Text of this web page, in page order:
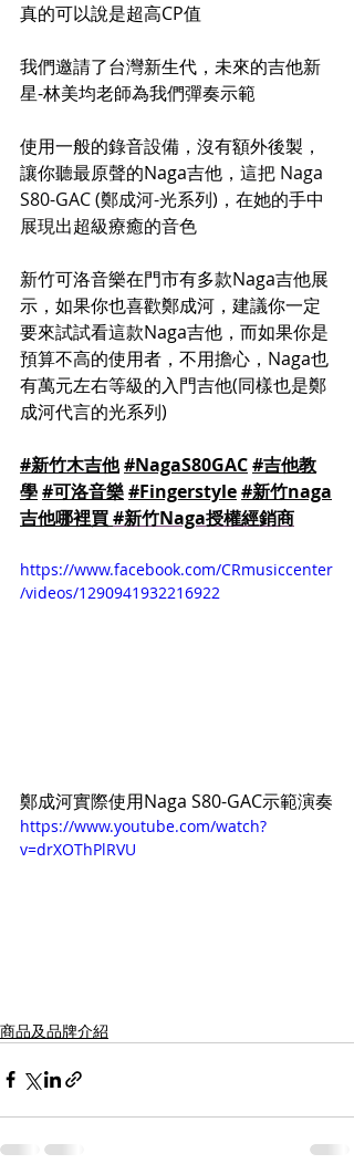
真的可以說是超高CP值
我們邀請了台灣新生代，未來的吉他新
星-林美均老師為我們彈奏示範
使用一般的錄音設備，沒有額外後製，
讓你聽最原聲的Naga吉他， 這把 Naga
S80-GAC (鄭成河-光系列)，在她的手中
展現出超級療癒的音色
新竹可洛音樂在門市有多款Naga吉他展
示，如果你也喜歡鄭成河，建議你一定
要來試試看這款Naga吉他，而如果你是
預算不高的使用者，不用擔心，Naga也
有萬元左右等級的入門吉他(同樣也是鄭
成河代言的光系列)
#新竹木吉他#NagaS80GAC#吉他教
學#可洛音樂#Fingerstyle#新竹naga
吉他哪裡買 #新竹Naga授權經銷商
https://www.facebook.com/CRmusiccenter
/videos/1290941932216922
鄭成河實際使用Naga S80-GAC示範演奏
https://www.youtube.com/watch?
v=drXOThPlRVU
商品及品牌介紹